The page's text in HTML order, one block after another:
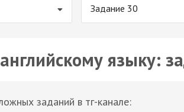
Задание 30
языку:
заданий в тг-канале: